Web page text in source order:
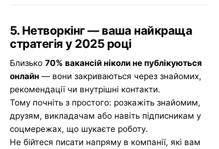
5. Нетворкінг — ваша найкраща
стратегія у 2025 році
Близько 70% вакансій ніколи не публікуються
онлайн — вони закриваються через знайомих,
рекомендації чи внутрішні контакти.
Тому почніть з простого: розкажіть знайомим,
друзям, викладачам або навіть підписникам у
соцмережах, що шукаєте роботу.
Не бійтеся писати напряму в компанії, які вам